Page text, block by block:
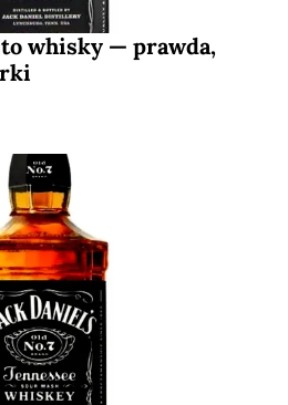
whisky — prawda,